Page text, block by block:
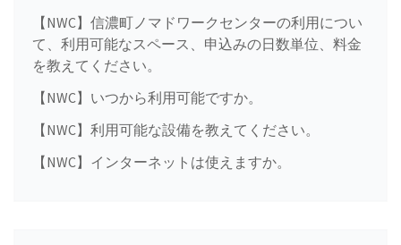
【NWC】信濃町ノマドワークセンターの利用につい
て、利用可能なスペース、申込みの日数単位、料金
を教えてください。
【NWC】いつから利用可能ですか。
【NWC】利用可能な設備を教えてください。
【NWC】インターネットは使えますか。